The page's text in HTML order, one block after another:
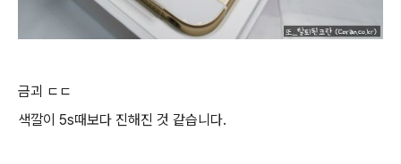
금괴 ㄷㄷ
색깔이 5s때보다 진해진 것 같습니다.